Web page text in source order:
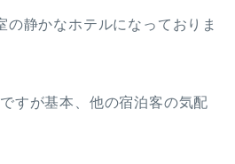
の静かなホテルになっておりま
すが基本、他の宿泊客の気配